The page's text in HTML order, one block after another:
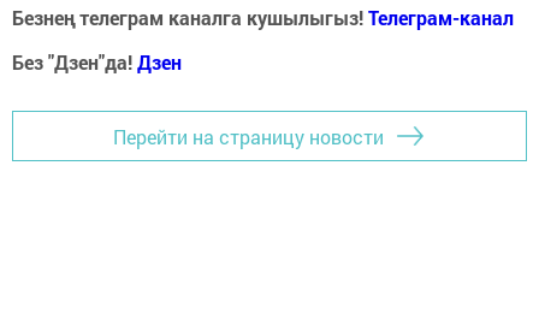
Безнең телеграм каналга кушылыгыз!Телеграм-канал
Без "Дзен"да!Дзен
Перейти на страницу новости